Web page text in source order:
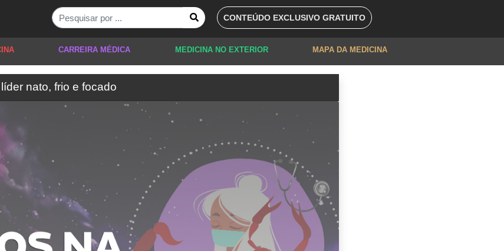
CONTEÚDO EXCLUSIVO GRATUITO
CARREIRA MÉDICA MEDICINA NO EXTERIOR MAPA DA MEDICINA
nato, frio e focado